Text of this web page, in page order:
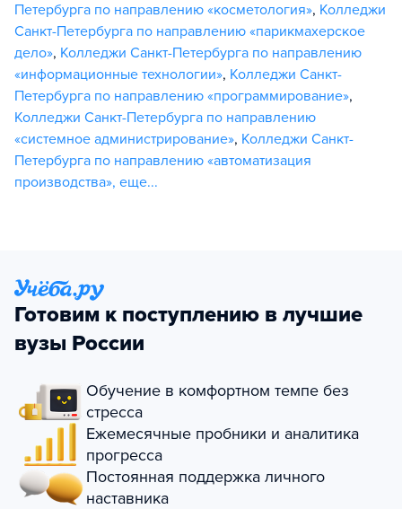
Петербурга по направлению «косметология», Колледжи
Санкт-Петербурга по направлению «парикмахерское
дело», Колледжи Санкт-Петербурга по направлению
«информационные технологии», Колледжи Санкт-
Петербурга по направлению «программирование»,
Колледжи Санкт-Петербурга по направлению
«системное администрирование», Колледжи Санкт-
Петербурга по направлению «автоматизация
производства», еще...
Готовим к поступлению в лучшие
вузы России
Обучение в комфортном темпе без
стресса
Ежемесячные пробники и аналитика
прогресса
Постоянная поддержка личного
наставника